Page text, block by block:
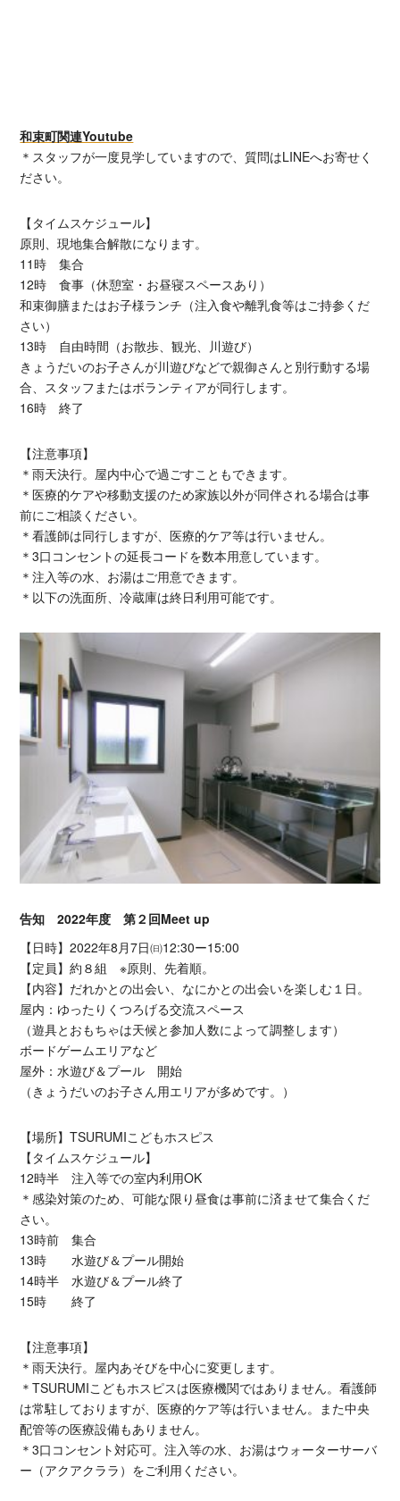
和束町関連Youtube
＊スタッフが一度見学していますので、質問はLINEへお寄せく
ださい。
【タイムスケジュール】
原則、現地集合解散になります。
11時 集合
12時 食事（休憩室・お昼寝スペースあり）
和束御膳またはお子様ランチ（注入食や離乳食等はご持参くだ
さい）
13時 自由時間（お散歩、観光、川遊び）
きょうだいのお子さんが川遊びなどで親御さんと別行動する場
合、スタッフまたはボランティアが同行します。
16時 終了
【注意事項】
＊雨天決行。屋内中心で過ごすこともできます。
＊医療的ケアや移動支援のため家族以外が同伴される場合は事
前にご相談ください。
＊看護師は同行しますが、医療的ケア等は行いません。
＊3口コンセントの延長コードを数本用意しています。
＊注入等の水、お湯はご用意できます。
＊以下の洗面所、冷蔵庫は終日利用可能です。
告知 2022年度 第２回Meet up
【日時】2022年8月7日㈰12:30ー15:00
【定員】約８組 ※原則、先着順。
【内容】だれかとの出会い、なにかとの出会いを楽しむ１日。
屋内：ゆったりくつろげる交流スペース
（遊具とおもちゃは天候と参加人数によって調整します）
ボードゲームエリアなど
屋外：水遊び＆プール 開始
（きょうだいのお子さん用エリアが多めです。）
【場所】TSURUMIこどもホスピス
【タイムスケジュール】
12時半 注入等での室内利用OK
＊感染対策のため、可能な限り昼食は事前に済ませて集合くだ
さい。
13時前 集合
13時 水遊び＆プール開始
14時半 水遊び＆プール終了
15時 終了
【注意事項】
＊雨天決行。屋内あそびを中心に変更します。
＊TSURUMIこどもホスピスは医療機関ではありません。看護師
は常駐しておりますが、医療的ケア等は行いません。また中央
配管等の医療設備もありません。
＊3口コンセント対応可。注入等の水、お湯はウォーターサーバ
ー（アクアクララ）をご利用ください。